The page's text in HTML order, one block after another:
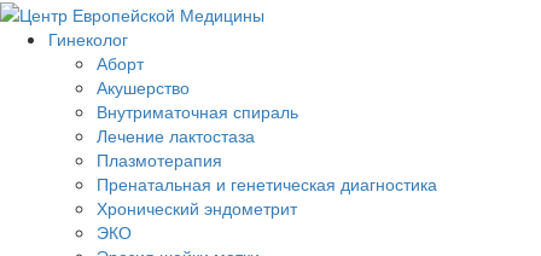
Гинеколог
Аборт
Акушерство
Внутриматочная спираль
Лечение лактостаза
Плазмотерапия
Пренатальная и генетическая диагностика
Хронический эндометрит
ЭКО